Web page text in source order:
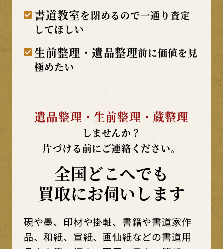
書道教室を閉めるので一通り査定
してほしい
生前整理・遺品整理前に価値を見
極めたい
遺品整理・生前整理・蔵整理
しませんか？
片づける前にご連絡ください。
全国どこへでも
買取にお伺いします
硯や墨、印材や掛軸、書籍や書道家作
品、和紙、宣紙、画仙紙などの書道用